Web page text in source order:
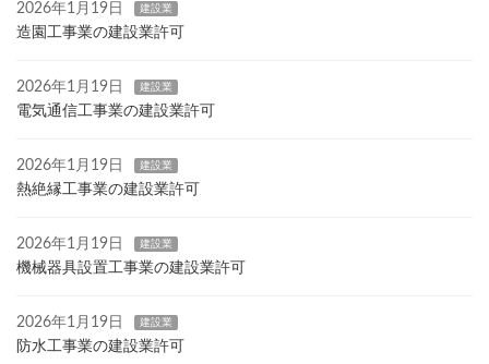
2026年1月19日 建設業
造園工事業の建設業許可
2026年1月19日 建設業
電気通信工事業の建設業許可
2026年1月19日 建設業
熱絶縁工事業の建設業許可
2026年1月19日 建設業
機械器具設置工事業の建設業許可
2026年1月19日 建設業
防水工事業の建設業許可